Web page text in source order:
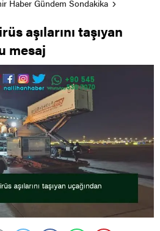
Haber Gündem Sondakika
aşılarını taşıyan
mesaj